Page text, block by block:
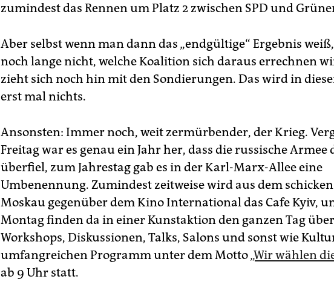
zumindest das Rennen um Platz 2 zwischen SPD und
Aber selbst wenn man dann das „endgültige“ Ergebnis
noch lange nicht, welche Koalition sich daraus errechnen
zieht sich noch hin mit den Sondierungen. Das wird in
erst mal nichts.
Ansonsten: Immer noch, weit zermürbender, der Krieg.
Freitag war es genau ein Jahr her, dass die russische Armee
überfiel, zum Jahrestag gab es in der Karl-Marx-Allee eine
Umbenennung. Zumindest zeitweise wird aus dem schicken
Moskau gegenüber dem Kino International das Cafe Kyiv,
Montag finden da in einer Kunstaktion den ganzen Tag über
Workshops, Diskussionen, Talks, Salons und sonst wie
umfangreichen Programm unter dem Motto„Wir wählen
ab 9 Uhr statt.